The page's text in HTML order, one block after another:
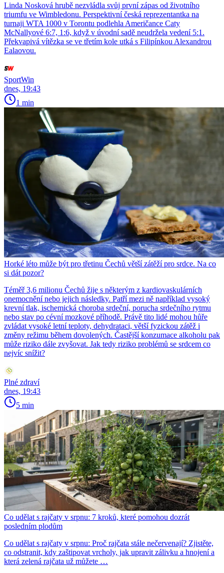
Linda Nosková hrubě nezvládla svůj první zápas od životního
triumfu ve Wimbledonu. Perspektivní česká reprezentantka na
turnaji WTA 1000 v Torontu podlehla Američance Caty
McNallyové 6:7, 1:6, když v úvodní sadě neudržela vedení 5:1.
Překvapivá vítězka se ve třetím kole utká s Filipínkou Alexandrou
Ealaovou.
SportWin
dnes, 19:43
1 min
Horké léto může být pro třetinu Čechů větší zátěží pro srdce. Na co
si dát pozor?
Téměř 3,6 milionu Čechů žije s některým z kardiovaskulárních
onemocnění nebo jejich následky. Patří mezi ně například vysoký
krevní tlak, ischemická choroba srdeční, porucha srdečního rytmu
nebo stav po cévní mozkové příhodě. Právě tito lidé mohou hůře
zvládat vysoké letní teploty, dehydrataci, větší fyzickou zátěž i
změny režimu během dovolených. Častější konzumace alkoholu pak
může riziko dále zvyšovat. Jak tedy riziko problémů se srdcem co
nejvíc snížit?
Plné zdraví
dnes, 19:43
5 min
Co udělat s rajčaty v srpnu: 7 kroků, které pomohou dozrát
posledním plodům
Co udělat s rajčaty v srpnu: Proč rajčata stále nečervenají? Zjistěte,
co odstranit, kdy zaštipovat vrcholy, jak upravit zálivku a hnojení a
která zelená rajčata už můžete …